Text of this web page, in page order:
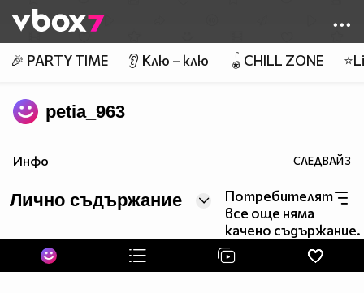
👾
🎉 PARTY TIME 👂 Клю – клю 🪀CHILL ZONE
petia_963
Инфо СЛЕДВАЙ3
Лично съдържание
Потребителят
все още няма
качено съдържание.